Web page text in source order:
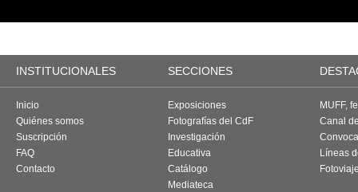
INSTITUCIONALES SECCIONES
Inicio
Quiénes somos
Suscripción
FAQ
Contacto
Exposiciones
Fotografías del CdF
Investigación
Educativa
Catálogo
Mediateca
MUFF,
Canal
Líneas